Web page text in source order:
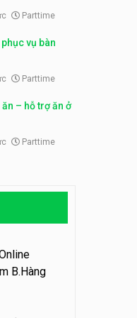
ngân parttime
ROOM
bán hàng,
viên edit ảnh,
viên tiếp thực,
viên phục vụ ca
dừa
viên phụ bếp –
Tôm – Bếp
Tôm - Bếp Tiên
Parttime
vụ bàn
Parttime
– hỗ trợ ăn ở
Parttime
B.Hàng